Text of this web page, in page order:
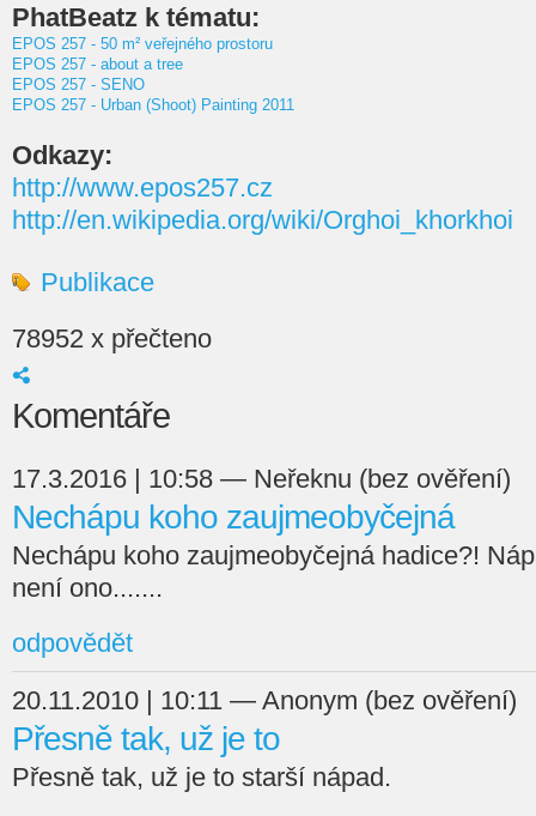
PhatBeatz k tématu:
EPOS 257 - 50 m² veřejného prostoru
EPOS 257 - about a tree
EPOS 257 - SENO
EPOS 257 - Urban (Shoot) Painting 2011
Odkazy:
http://www.epos257.cz
http://en.wikipedia.org/wiki/Orghoi_khorkhoi
Publikace
78952 x přečteno
Komentáře
17.3.2016 | 10:58 — Neřeknu (bez ověření)
Nechápu koho zaujmeobyčejná
Nechápu koho zaujmeobyčejná hadice?!
není ono.......
odpovědět
20.11.2010 | 10:11 — Anonym (bez ověření)
Přesně tak, už je to
Přesně tak, už je to starší nápad.